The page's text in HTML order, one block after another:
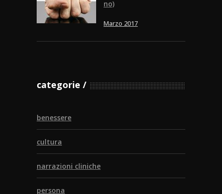
no)
Marzo 2017
categorie
benessere
cultura
narrazioni cliniche
persona